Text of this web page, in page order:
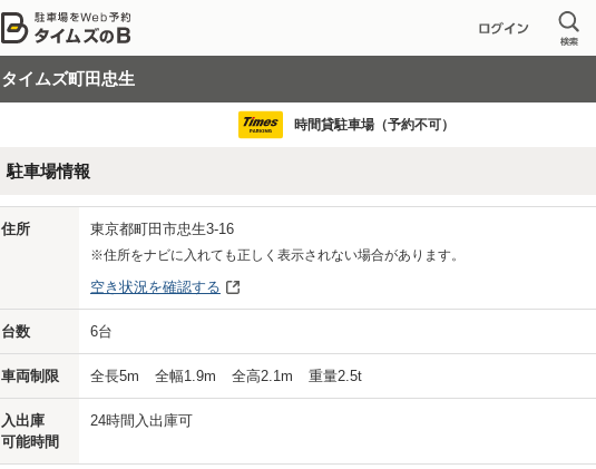
タイムズ町田忠生
時間貸駐車場（予約不可）
駐車場情報
住所 東京都町田市忠生3-16
※住所をナビに入れても正しく表示されない場合があります。
空き状況を確認する
台数 6台
車両制限 全長5m 全幅1.9m 全高2.1m 重量2.5t
入出庫
可能時間
24時間入出庫可